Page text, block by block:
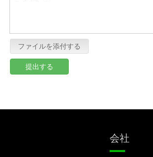
ファイルを添付する
提出する
会社